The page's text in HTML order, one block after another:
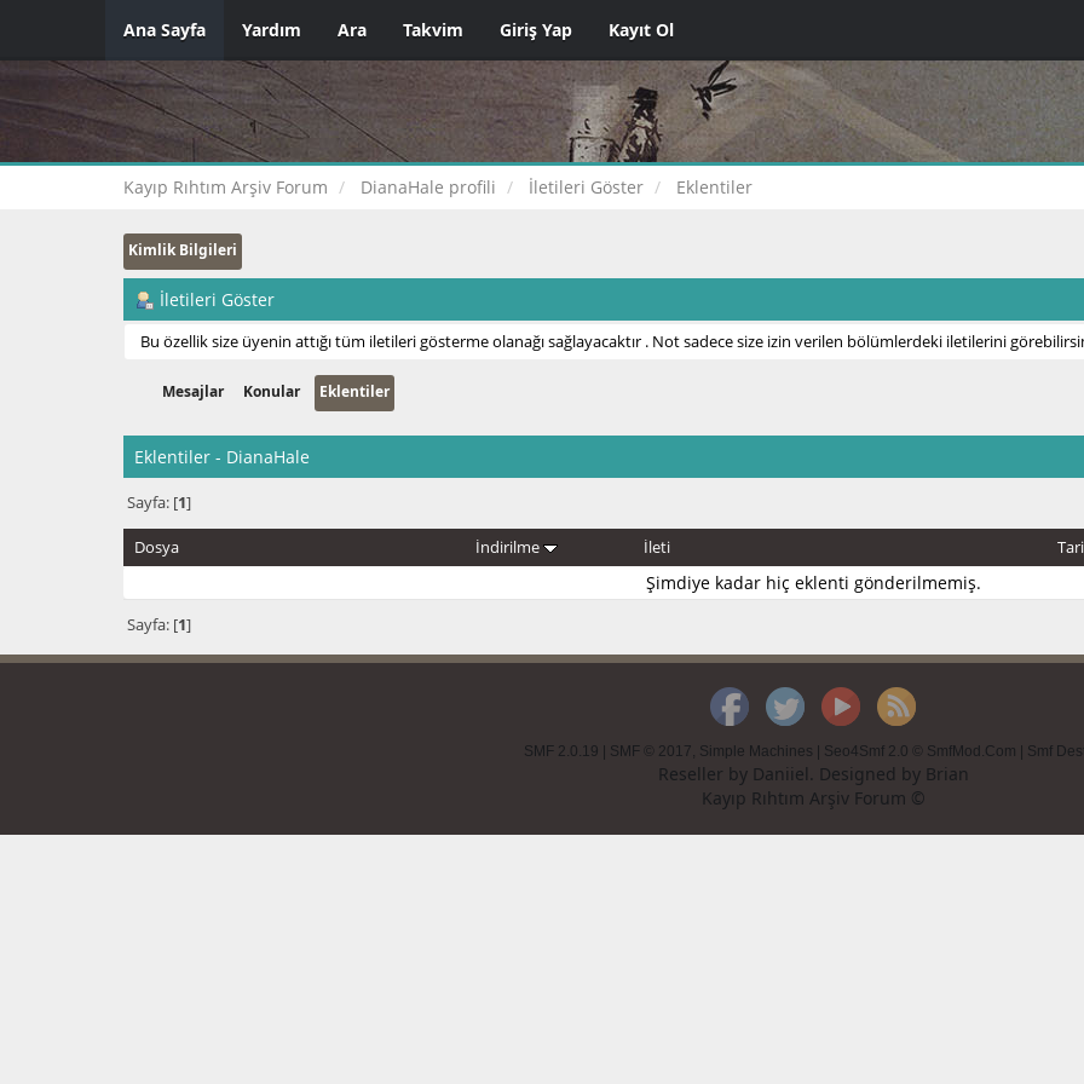
Ana Sayfa Yardım Ara Takvim Giriş Yap Kayıt Ol
Kayıp Rıhtım Arşiv Forum DianaHale profili İletileri Göster Eklentiler
Kimlik Bilgileri
İletileri Göster
Bu özellik size üyenin attığı tüm iletileri gösterme olanağı sağlayacaktır . Not sadece size izin verilen bölümlerdeki iletilerini
Mesajlar Konular Eklentiler
Eklentiler - DianaHale
Sayfa: [1]
Dosya İndirilme İleti
Şimdiye kadar hiç eklenti gönderilmemiş.
Sayfa: [1]
SMF 2.0.19 | SMF © 2017 Simple Machines | Seo4Smf 2.0 © SmfMod.Com | Smf
Reseller by Daniiel. Designed by Brian
Kayıp Rıhtım Arşiv Forum ©